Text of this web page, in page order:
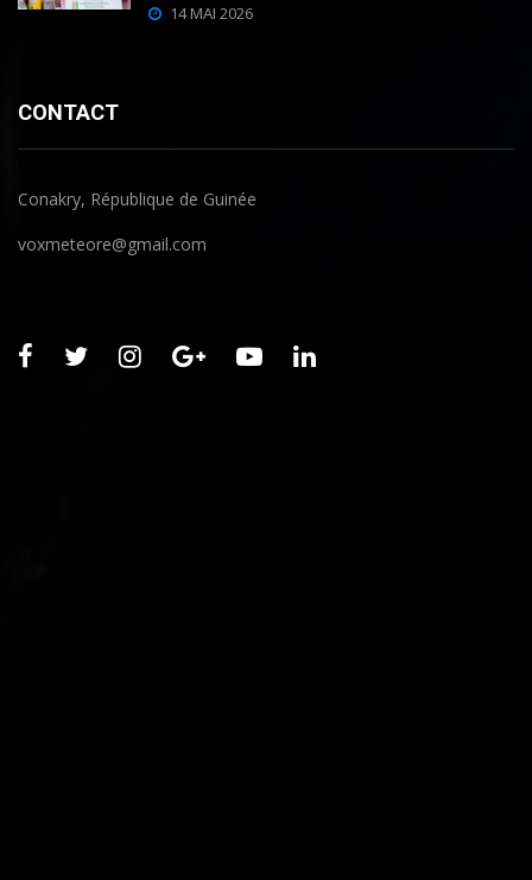
14 MAI 2026
CONTACT
Conakry, République de Guinée
voxmeteore@gmail.com